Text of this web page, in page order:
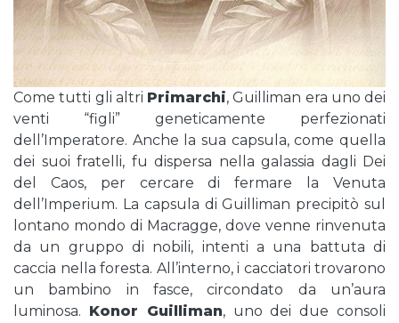
Come tutti gli altri Primarchi, Guilliman era uno dei
venti “figli” geneticamente perfezionati
dell’Imperatore. Anche la sua capsula, come quella
dei suoi fratelli, fu dispersa nella galassia dagli Dei
del Caos, per cercare di fermare la Venuta
dell’Imperium. La capsula di Guilliman precipitò sul
lontano mondo di Macragge, dove venne rinvenuta
da un gruppo di nobili, intenti a una battuta di
caccia nella foresta. All’interno, i cacciatori trovarono
un bambino in fasce, circondato da un’aura
luminosa. Konor Guilliman, uno dei due consoli